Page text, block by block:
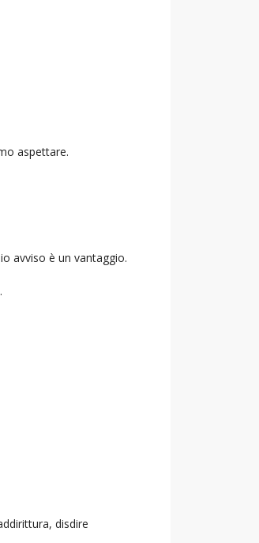
aspettare.
avviso è un vantaggio.
disdire